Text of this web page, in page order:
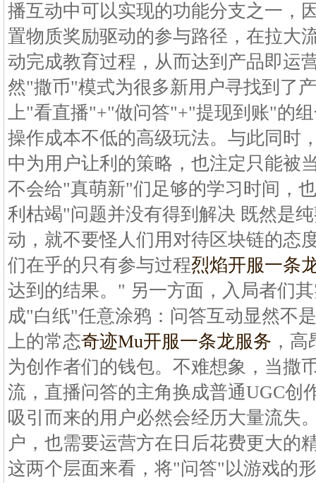
播互动中可以实现的功能分支之一，
置物质奖励驱动的参与路径，在拉大
动完成教育过程，从而达到产品即运
然"撒币"模式为很多新用户寻找到了
上"看直播"+"做问答"+"提现到账"的
操作成本不低的高级玩法。与此同时
中为用户让利的策略，也注定只能被
不会给"真萌新"们足够的学习时间，
利枯竭"问题并没有得到解决 既然是
动，就不要怪人们用对待区块链的态
们在乎的只有参与过程烈焰开服一条
达到的结果。" 另一方面，入局者们
成"白纸"任意涂鸦：问答互动显然不
上的常态奇迹Mu开服一条龙服务 ，
为创作者们的钱包。不难想象，当撒
流，直播问答的主角换成普通UGC创
吸引而来的用户必然会经历大量流失
户，也需要运营方在日后花费更大的
这两个层面来看，将"问答"以游戏的